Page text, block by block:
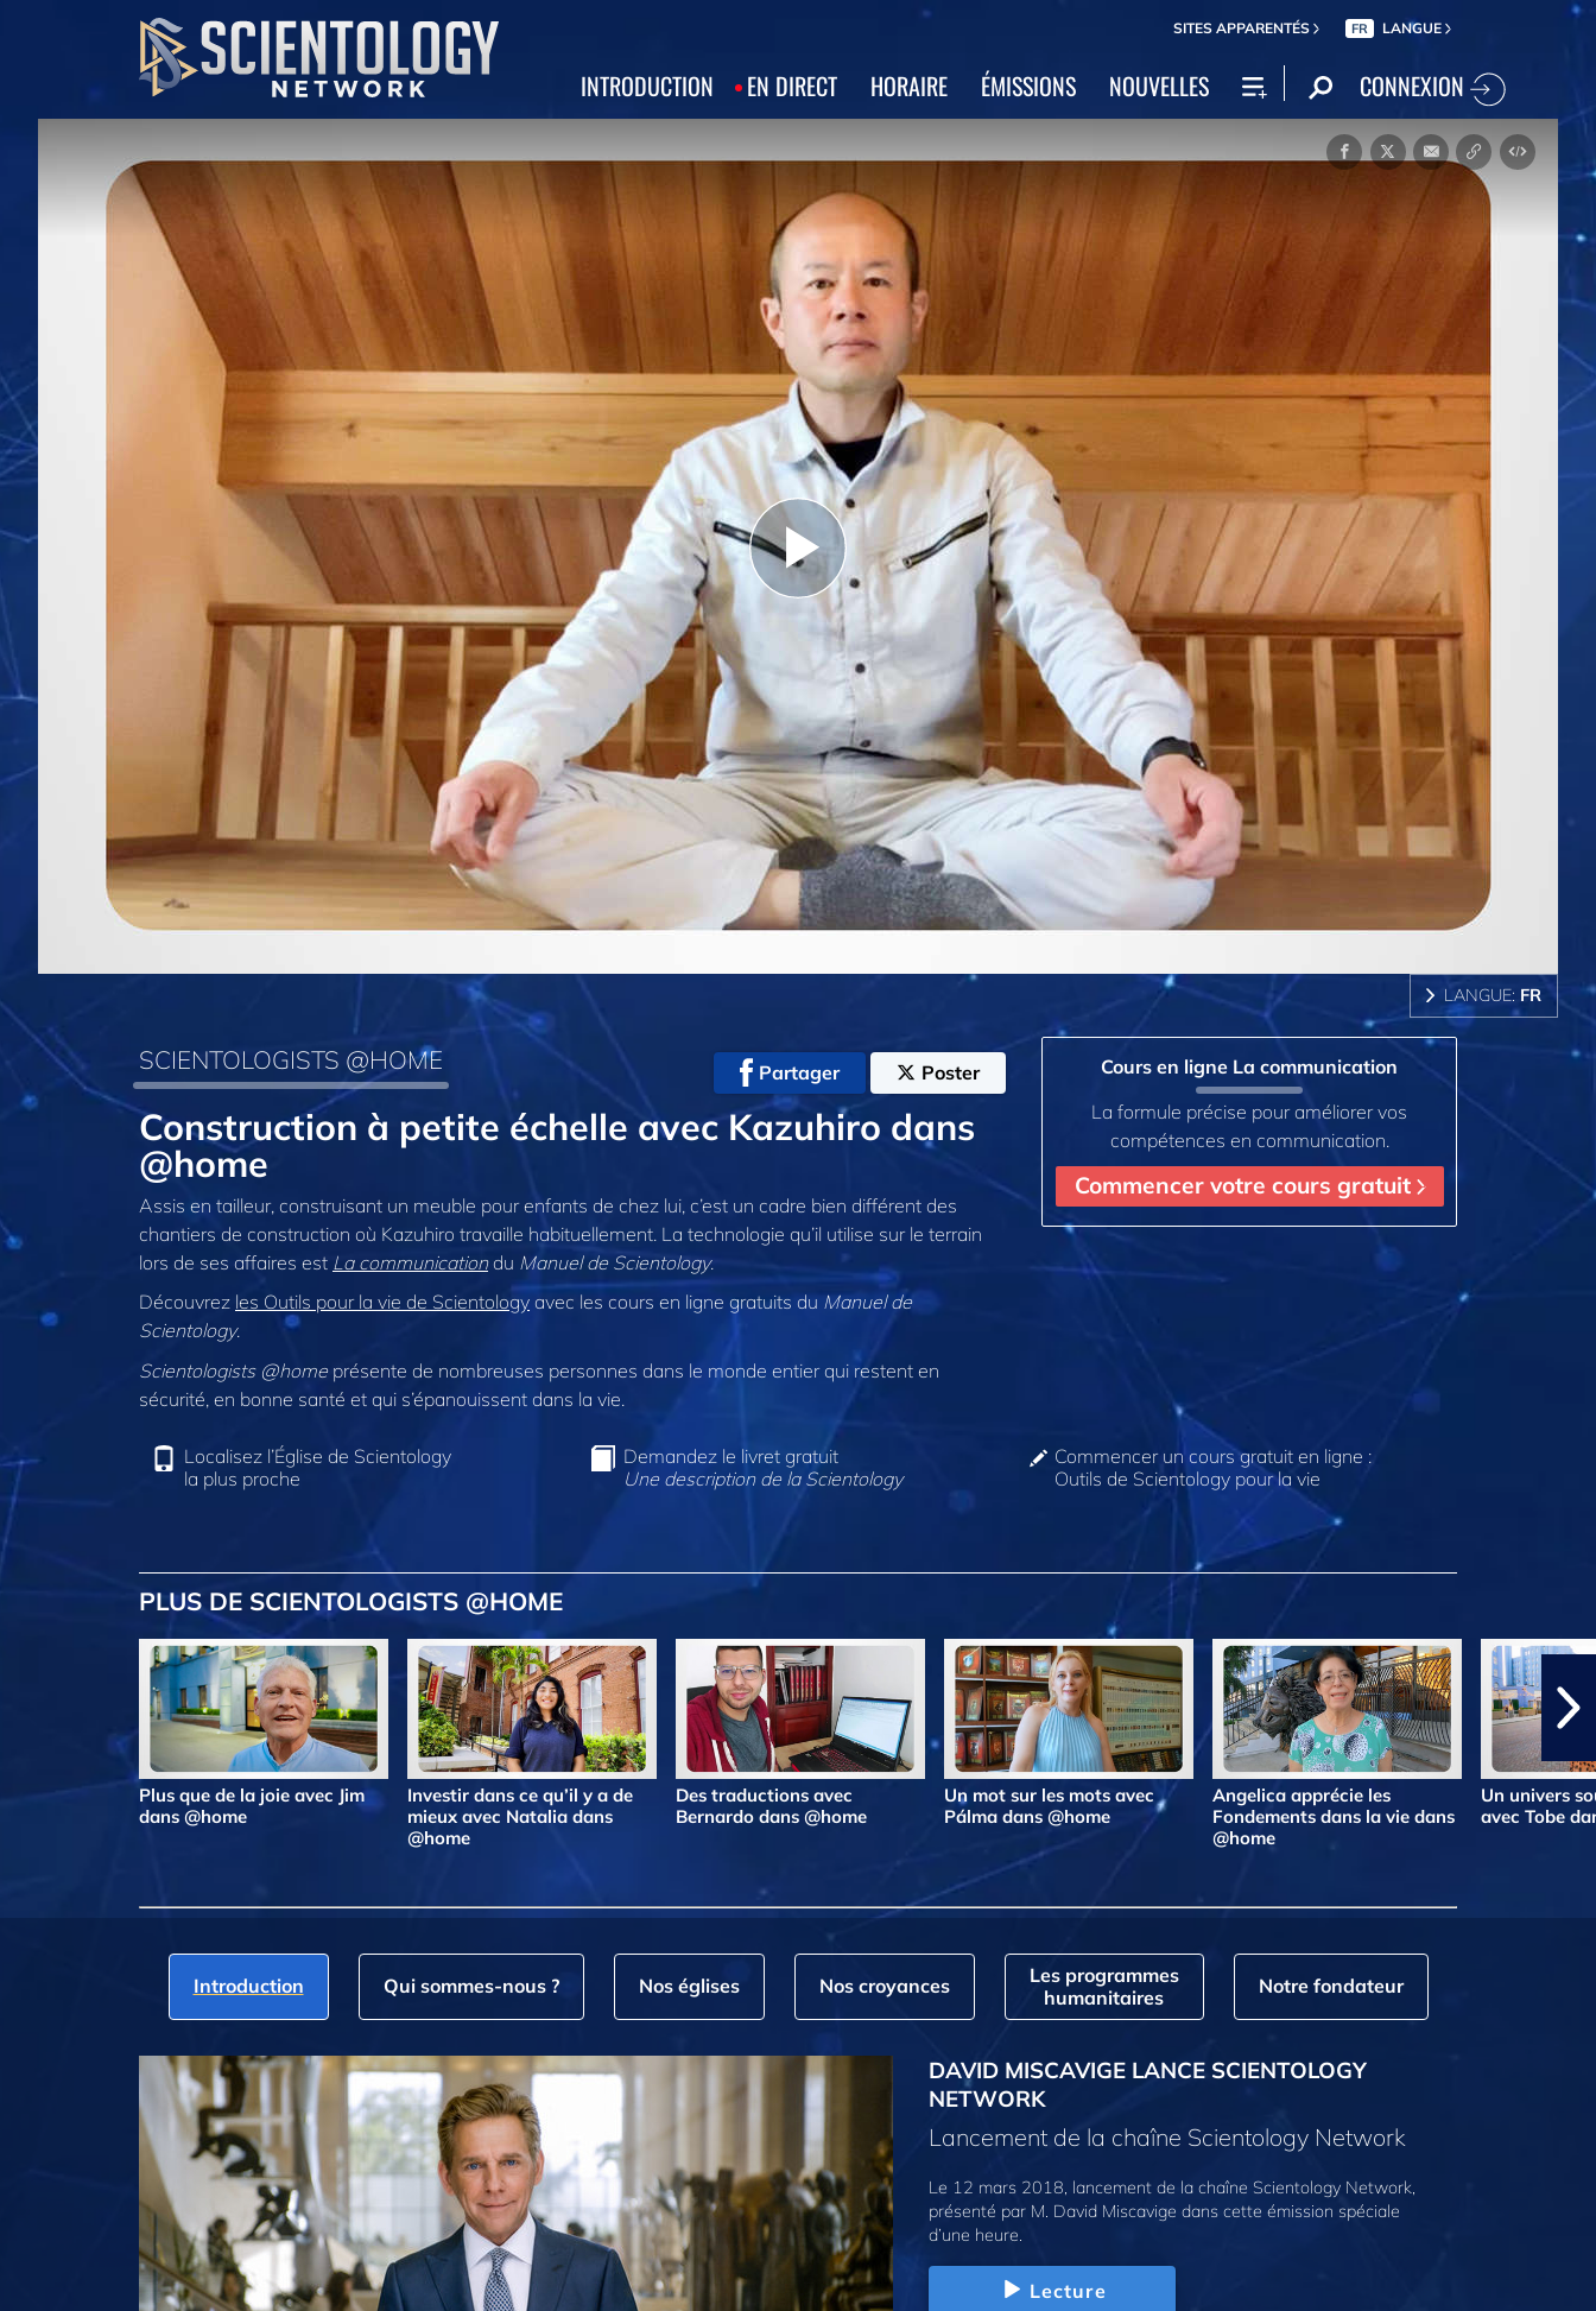
SITES APPARENTÉS FR LANGUE
INTRODUCTION EN DIRECT HORAIRE ÉMISSIONS NOUVELLES CONNEXION
Play
Video
LANGUE: FR
SCIENTOLOGISTS @HOME Partager Poster
Construction à petite échelle avec Kazuhiro dans
@home
Assis en tailleur, construisant un meuble pour enfants de chez lui, c’est un cadre bien différent des
chantiers de construction où Kazuhiro travaille habituellement. La technologie qu’il utilise sur le terrain
lors de ses affaires est La communicationdu Manuel de Scientology.
Découvrez les Outils pour la vie de Scientology avec les cours en ligne gratuits du Manuel de
Scientology.
Scientologists @homeprésente de nombreuses personnes dans le monde entier qui restent en
sécurité, en bonne santé et qui s’épanouissent dans la vie.
Cours en ligne La communication
La formule précise pour améliorer vos
compétences en communication.
Commencer votre cours gratuit
Localisez l’Église de Scientology
la plus proche
Demandez le livret gratuit
Une description de la Scientology
Commencer un cours gratuit en ligne :
Outils de Scientology pour la vie
PLUS DE SCIENTOLOGISTS @HOME
Plus que de la joie avec Jim
dans @home
Investir dans ce qu’il y a de
mieux avec Natalia dans
@home
Des traductions avec
Bernardo dans @home
Un mot sur les mots avec
Pálma dans @home
Angelica apprécie les
Fondements dans la vie dans
@home
Un univers
avec Tobe
Introduction Qui sommes‑nous ? Nos églises Nos croyances
Les programmes
humanitaires
Notre fondateur
DAVID MISCAVIGE LANCE SCIENTOLOGY
NETWORK
Lancement de la chaîne Scientology Network
Le 12 mars 2018, lancement de la chaîne Scientology Network,
présenté par M. David Miscavige dans cette émission spéciale
d’une heure.
Lecture